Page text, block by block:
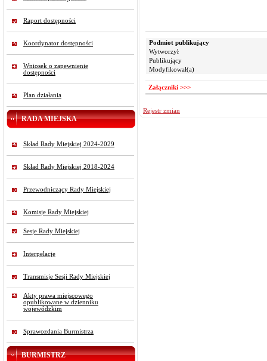
Raport dostępności
Koordynator dostępności
Wniosek o zapewnienie
dostępności
Plan działania
RADA MIEJSKA
Skład Rady Miejskiej 2024-2029
Skład Rady Miejskiej 2018-2024
Przewodniczący Rady Miejskiej
Komisje Rady Miejskiej
Sesje Rady Miejskiej
Interpelacje
Transmisje Sesji Rady Miejskiej
Akty prawa miejscowego
opublikowane w dzienniku
wojewódzkim
Sprawozdania Burmistrza
BURMISTRZ
Podmiot publikujący
Wytworzył
Publikujący
Modyfikował(a)
Załączniki >>>
16.
17.
19.
21.
Rejestr zmian